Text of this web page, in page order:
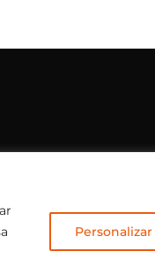
Personalizar